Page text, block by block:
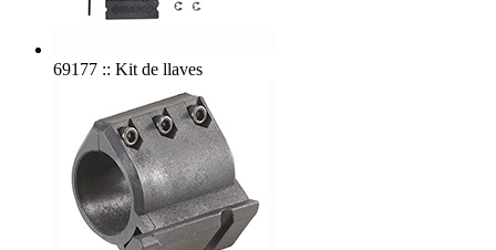
69177 :: Kit de llaves